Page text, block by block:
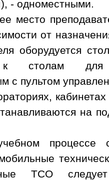
- одноместными.
место
от
оборудуется
к столам для
с пультом
на
процессе
ТСО следует